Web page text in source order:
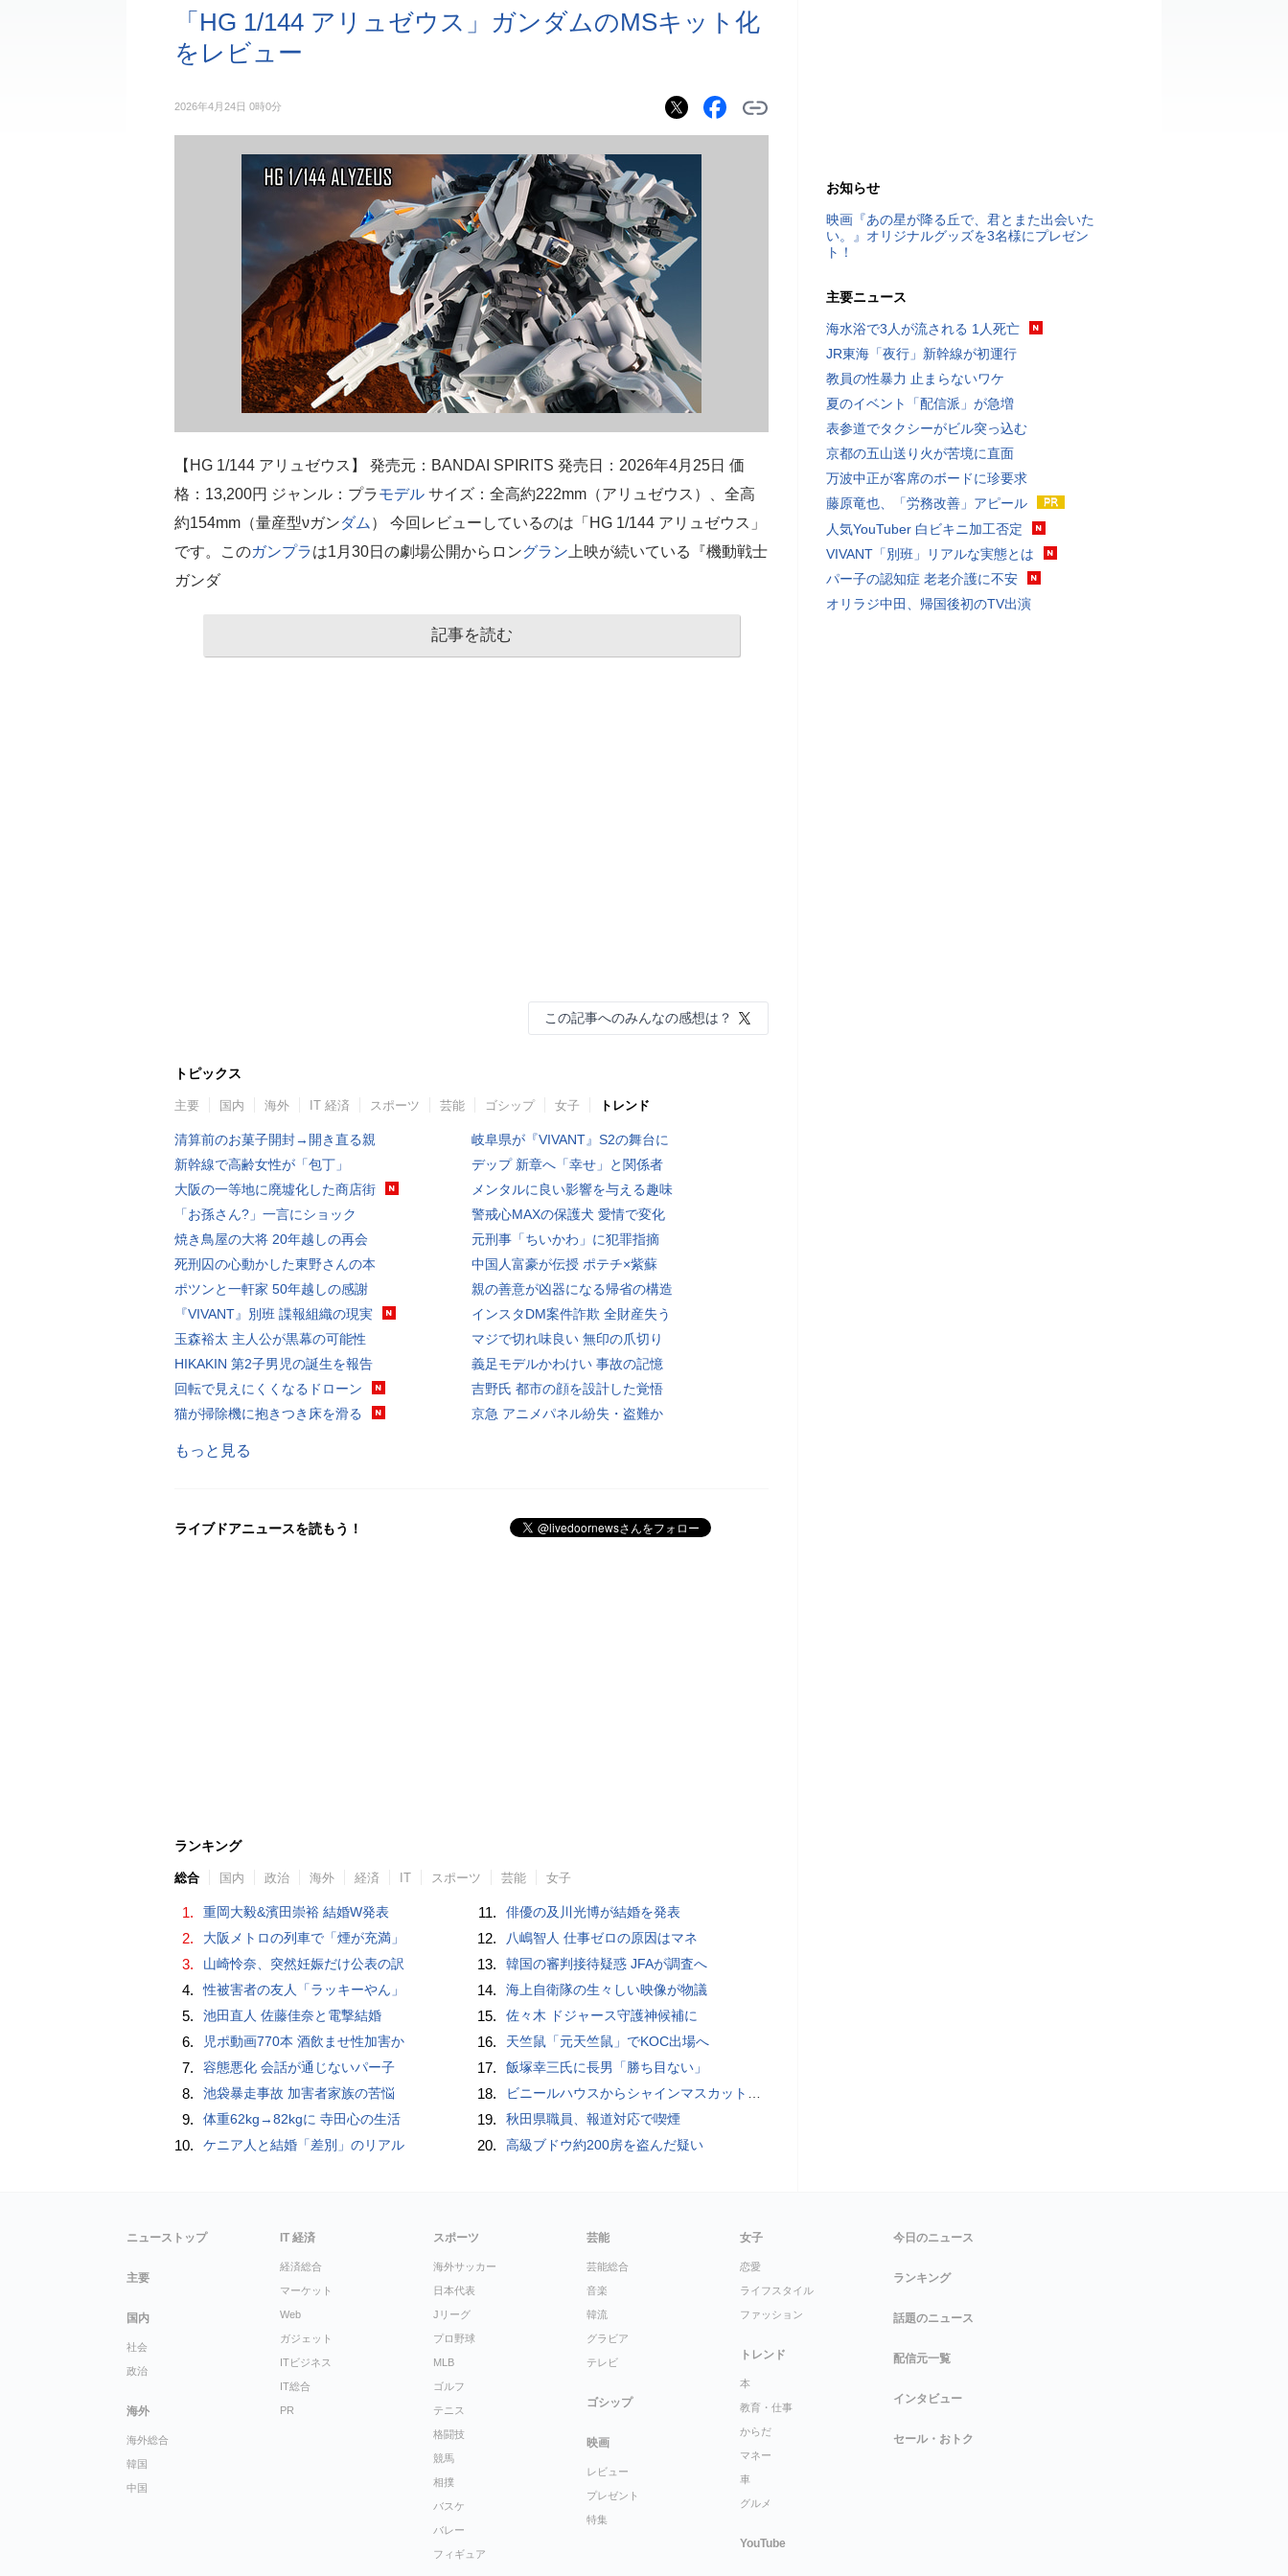
「HG 1/144 アリュゼウス」ガンダムのMSキット化
をレビュー
2026年4月24日 0時0分
【HG 1/144 アリュゼウス】 発売元：BANDAI SPIRITS 発売日：2026年4月25日 価
格：13,200円 ジャンル：プラモデル サイズ：全高約222mm（アリュゼウス）、全高
約154mm（量産型νガンダム ） 今回レビューしているのは「HG 1/144 アリュゼウス」
です。このガンプラは1月30日の劇場公開からロングラン 上映が続いている『機動戦士
ガンダ
記事を読む
この記事へのみんなの感想は？
トピックス
主要 国内 海外 IT 経済 スポーツ 芸能 ゴシップ 女子 トレンド
清算前のお菓子開封→開き直る親
新幹線で高齢女性が「包丁」
大阪の一等地に廃墟化した商店街
「お孫さん?」一言にショック
焼き鳥屋の大将 20年越しの再会
死刑囚の心動かした東野さんの本
ポツンと一軒家 50年越しの感謝
『VIVANT』別班 諜報組織の現実
玉森裕太 主人公が黒幕の可能性
HIKAKIN 第2子男児の誕生を報告
回転で見えにくくなるドローン
猫が掃除機に抱きつき床を滑る
岐阜県が『VIVANT』S2の舞台に
デップ 新章へ「幸せ」と関係者
メンタルに良い影響を与える趣味
警戒心MAXの保護犬 愛情で変化
元刑事「ちいかわ」に犯罪指摘
中国人富豪が伝授 ポテチ×紫蘇
親の善意が凶器になる帰省の構造
インスタDM案件詐欺 全財産失う
マジで切れ味良い 無印の爪切り
義足モデルかわけい 事故の記憶
吉野氏 都市の顔を設計した覚悟
京急 アニメパネル紛失・盗難か
もっと見る
ライブドアニュースを読もう！
ランキング
総合 国内 政治 海外 経済 IT スポーツ 芸能 女子
1. 重岡大毅&濱田崇裕 結婚W発表
2. 大阪メトロの列車で「煙が充満」
3. 山崎怜奈、突然妊娠だけ公表の訳
4. 性被害者の友人「ラッキーやん」
5. 池田直人 佐藤佳奈と電撃結婚
6. 児ポ動画770本 酒飲ませ性加害か
7. 容態悪化 会話が通じないパー子
8. 池袋暴走事故 加害者家族の苦悩
9. 体重62kg→82kgに 寺田心の生活
10. ケニア人と結婚「差別」のリアル
11. 俳優の及川光博が結婚を発表
12. 八嶋智人 仕事ゼロの原因はマネ
13. 韓国の審判接待疑惑 JFAが調査へ
14. 海上自衛隊の生々しい映像が物議
15. 佐々木 ドジャース守護神候補に
16. 天竺鼠「元天竺鼠」でKOC出場へ
17. 飯塚幸三氏に長男「勝ち目ない」
18. ビニールハウスからシャインマスカット約200房を盗んだ疑い ネットで販売か 無職の男（42）逮捕 岡山県警
19. 秋田県職員、報道対応で喫煙
20. 高級ブドウ約200房を盗んだ疑い
お知らせ
映画『あの星が降る丘で、君とまた出会いた
い。』オリジナルグッズを3名様にプレゼン
ト！
主要ニュース
海水浴で3人が流される 1人死亡
JR東海「夜行」新幹線が初運行
教員の性暴力 止まらないワケ
夏のイベント「配信派」が急増
表参道でタクシーがビル突っ込む
京都の五山送り火が苦境に直面
万波中正が客席のボードに珍要求
藤原竜也、「労務改善」アピール
人気YouTuber 白ビキニ加工否定
VIVANT「別班」リアルな実態とは
パー子の認知症 老老介護に不安
オリラジ中田、帰国後初のTV出演
ニューストップ
主要
国内
社会
政治
海外
海外総合
韓国
中国
IT 経済
経済総合
マーケット
Web
ガジェット
ITビジネス
IT総合
PR
スポーツ
海外サッカー
日本代表
Jリーグ
プロ野球
MLB
ゴルフ
テニス
格闘技
競馬
相撲
バスケ
バレー
フィギュア
芸能
芸能総合
音楽
韓流
グラビア
テレビ
ゴシップ
映画
レビュー
プレゼント
特集
女子
恋愛
ライフスタイル
ファッション
トレンド
本
教育・仕事
からだ
マネー
車
グルメ
YouTube
今日のニュース
ランキング
話題のニュース
配信元一覧
インタビュー
セール・おトク